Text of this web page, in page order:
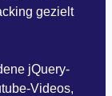
gezielt
jQuery-
Videos,